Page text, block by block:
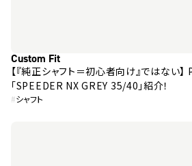
Custom Fit
【『純正シャフト＝初心者向け』ではない
「SPEEDER NX GREY 35/40」紹介！
#シャフト